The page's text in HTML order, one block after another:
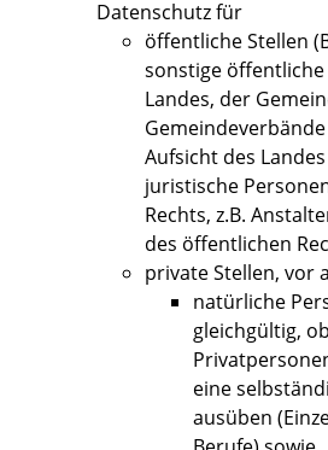
Datenschutz für
öffentliche Stellen
sonstige öffentliche
Landes, der
Aufsicht des
juristische
Rechts, z.B.
des öffentlichen
private Stellen, vor
natürliche
gleichgültig,
eine
ausüben